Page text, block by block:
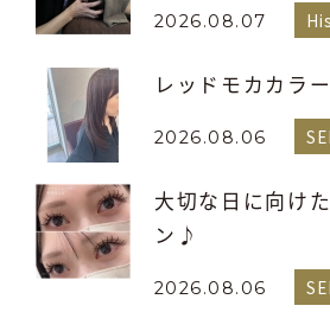
2026.08.07
レッドモカカラー
2026.08.06
大切な日に向け
ン♪
2026.08.06